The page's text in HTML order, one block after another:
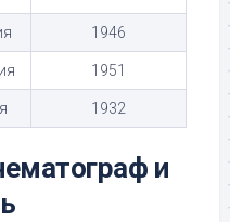
1946
1951
1932
и